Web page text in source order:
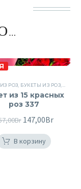
,РОЗЫ,ЦВЕТЫ
РОЗ, БУКЕТЫ ИЗ РОЗ, ДЕНЬ
из 15 красных
роз 337
Br
цена
составляла
147,00Br
В корзину